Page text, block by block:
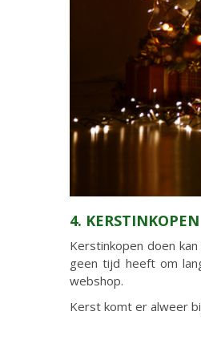
4.
Kerstinkopen doen
geen tijd heeft om
webshop.
Kerst komt er alweer